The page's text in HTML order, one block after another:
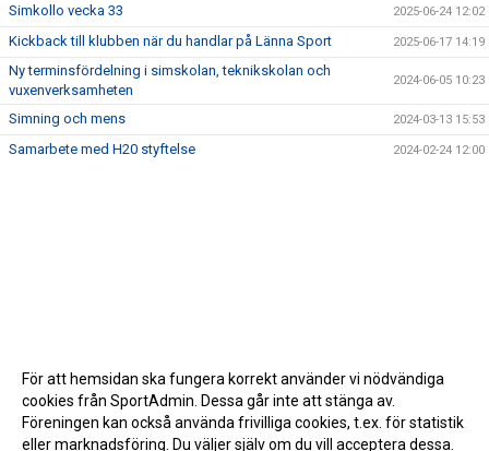
Simkollo vecka 33 2025-06-24 12:02
Kickback till klubben när du handlar på Länna Sport 2025-06-17 14:19
Ny terminsfördelning i simskolan, teknikskolan och
vuxenverksamheten
2024-06-05 10:23
Simning och mens 2024-03-13 15:53
Samarbete med H20 styftelse 2024-02-24 12:00
För att hemsidan ska fungera korrekt använder vi nödvändiga
cookies från SportAdmin. Dessa går inte att stänga av.
Föreningen kan också använda frivilliga cookies, t.ex. för statistik
eller marknadsföring. Du väljer själv om du vill acceptera dessa.